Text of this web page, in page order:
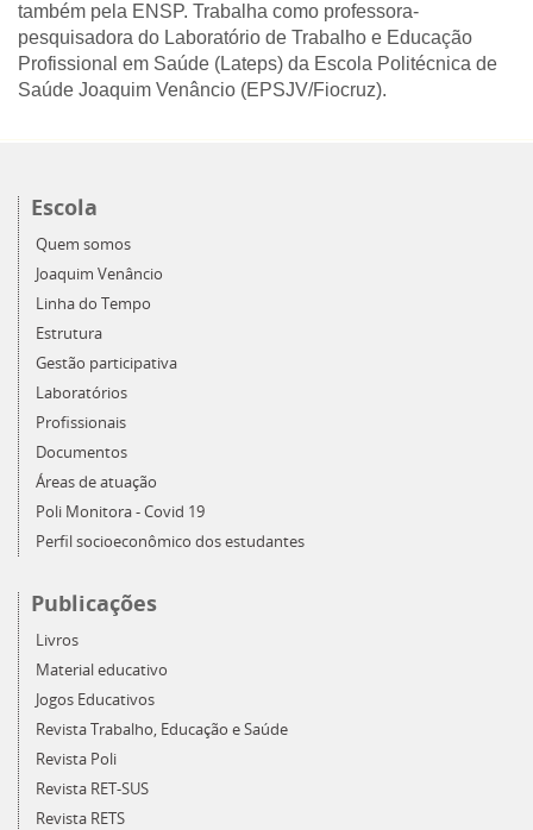
também pela ENSP. Trabalha como professora-
pesquisadora do Laboratório de Trabalho e Educação
Profissional em Saúde (Lateps) da Escola Politécnica de
Saúde Joaquim Venâncio (EPSJV/Fiocruz).
Escola
Quem somos
Joaquim Venâncio
Linha do Tempo
Estrutura
Gestão participativa
Laboratórios
Profissionais
Documentos
Áreas de atuação
Poli Monitora - Covid 19
Perfil socioeconômico dos estudantes
Publicações
Livros
Material educativo
Jogos Educativos
Revista Trabalho, Educação e Saúde
Revista Poli
Revista RET-SUS
Revista RETS